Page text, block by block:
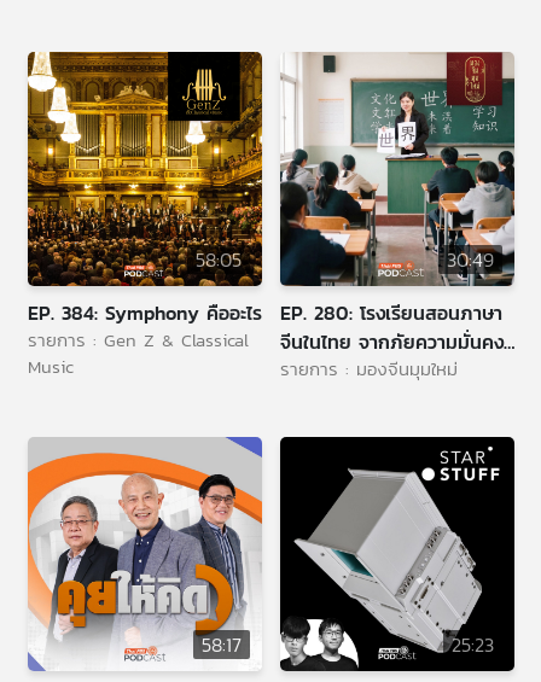
พี
บี
เอส
แผนที่
วิทยุ
เครือ
ข่าย
58:05
EP. 384: Symphony คืออะไร
รายการ : Gen Z & Classical
Music
30:49
EP. 280: โรงเรียนสอนภาษา
จีนในไทย จากภัยความมั่นคง
สู่โอกาสทางเศรษฐกิจ
รายการ : มองจีนมุมใหม่
58:17
25:23